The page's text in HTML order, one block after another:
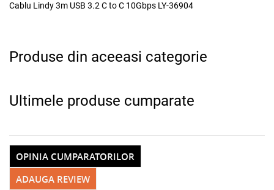
Cablu Lindy 3m USB 3.2 C to C 10Gbps LY-36904
Produse din aceeasi categorie
Ultimele produse cumparate
ADAUGA REVIEW
OPINIA CUMPARATORILOR